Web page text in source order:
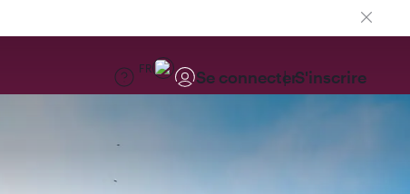
FR Se connecterS'inscrire